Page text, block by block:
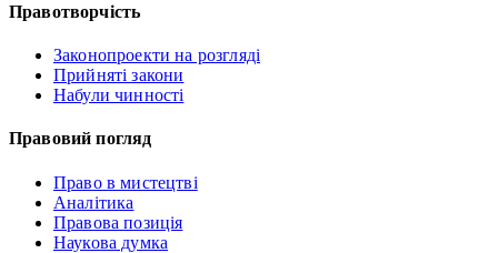
Правотворчість
Законопроекти на розгляді
Прийняті закони
Набули чинності
Правовий погляд
Право в мистецтві
Аналітика
Правова позиція
Наукова думка